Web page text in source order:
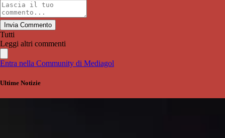
Invia Commento
Tutti
Leggi altri commenti
Entra nella Community di Mediagol
Ultime Notizie